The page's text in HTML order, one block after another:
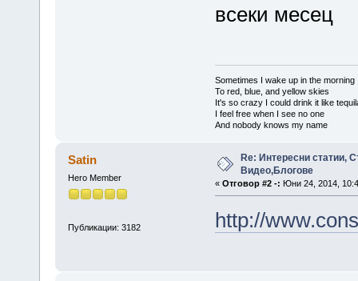
всеки месец
Sometimes I wake up in the morning
To red, blue, and yellow skies
It's so crazy I could drink it like
I feel free when I see no one
And nobody knows my name
Satin
Hero Member
Публикации: 3182
Re: Интересни статии,
Видео,Блогове
« Отговор #2 -: Юни 24, 2014,
http://